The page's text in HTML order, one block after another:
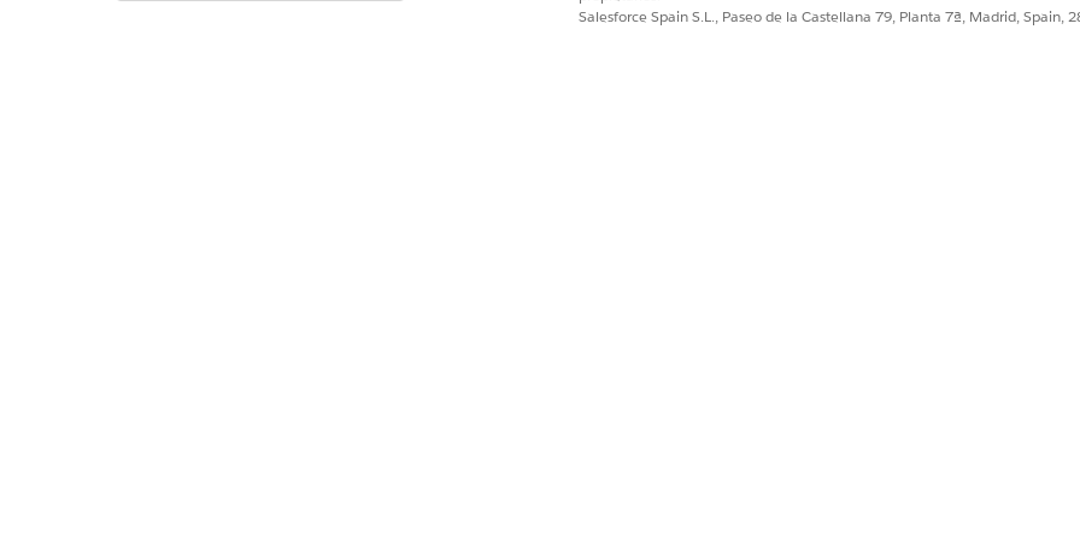
incluir lógica personalizada, como aprobaciones de gestores o realización automatizada.
Salesforce Spain S.L., Paseo de la Castellana 79, Planta 7ª, Madrid, Spain,